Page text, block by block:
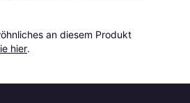
an diesem Produkt
hier.